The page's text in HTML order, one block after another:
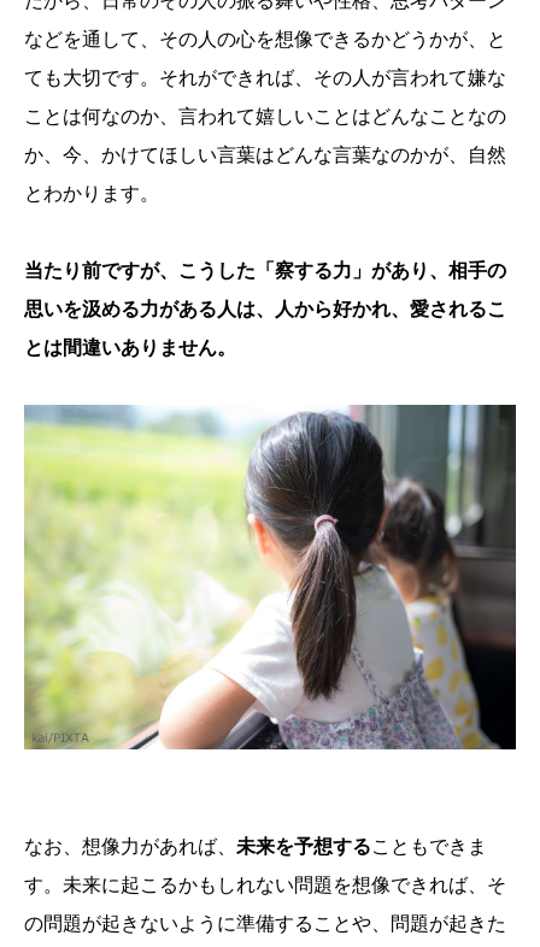
などを通して、その人の心を想像できるかどうかが、と
ても大切です。それができれば、その人が言われて嫌な
ことは何なのか、言われて嬉しいことはどんなことなの
か、今、かけてほしい言葉はどんな言葉なのかが、自然
とわかります。
当たり前ですが、こうした「察する力」があり、相手の
思いを汲める力がある人は、人から好かれ、愛されるこ
とは間違いありません。
なお、想像力があれば、 未来を予想することもできま
す。未来に起こるかもしれない問題を想像できれば、そ
の問題が起きないように準備することや、問題が起きた